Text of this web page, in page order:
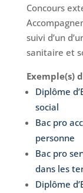
Concours
suivi d’un
sanitaire et
Exemple(s)
Diplôme
social
Bac pro
personne
Bac pro
dans les
Diplôme